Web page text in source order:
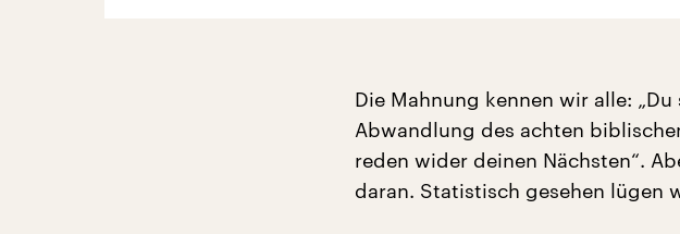
Die Mahnung kennen wir alle:
Abwandlung des achten
reden wider deinen Nächsten“.
daran. Statistisch gesehen lügen